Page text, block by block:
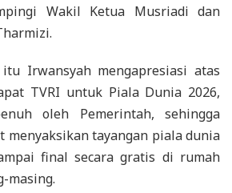
Wakil Ketua Musriadi dan
itu Irwansyah mengapresiasi atas
TVRI untuk Piala Dunia 2026,
oleh Pemerintah, sehingga
menyaksikan tayangan piala dunia
final secara gratis di rumah
masing.